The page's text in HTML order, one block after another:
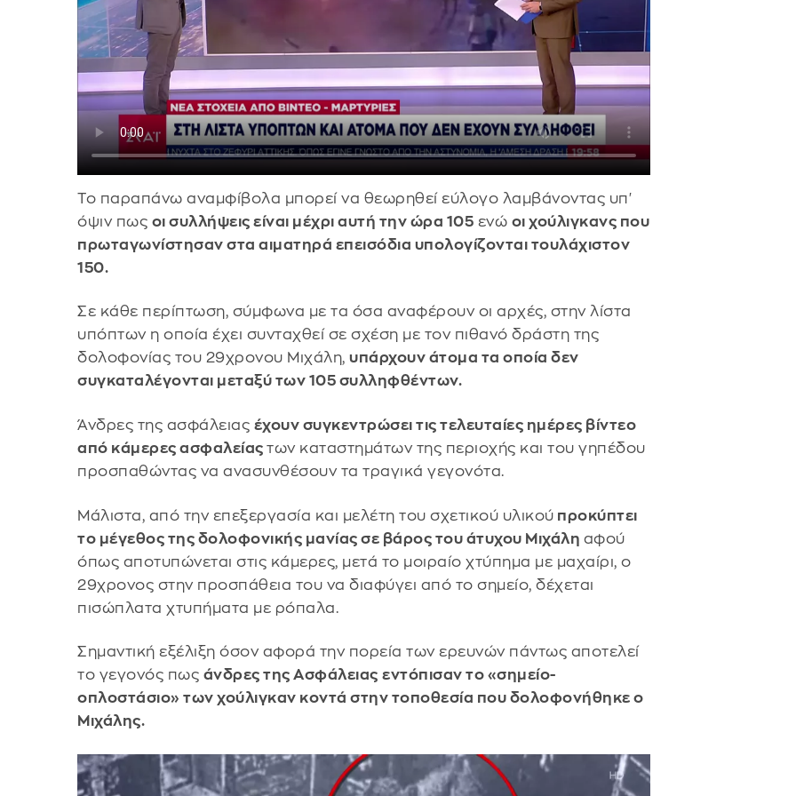
Το παραπάνω αναμφίβολα μπορεί να θεωρηθεί εύλογο λαμβάνοντας υπ'
όψιν πως οι συλλήψεις είναι μέχρι αυτή την ώρα 105 ενώ οι χούλιγκανς που
πρωταγωνίστησαν στα αιματηρά επεισόδια υπολογίζονται τουλάχιστον
150.
Σε κάθε περίπτωση, σύμφωνα με τα όσα αναφέρουν οι αρχές, στην λίστα
υπόπτων η οποία έχει συνταχθεί σε σχέση με τον πιθανό δράστη της
δολοφονίας του 29χρονου Μιχάλη,υπάρχουν άτομα τα οποία δεν
συγκαταλέγονται μεταξύ των 105 συλληφθέντων.
Άνδρες της ασφάλειας έχουν συγκεντρώσει τις τελευταίες ημέρες βίντεο
από κάμερες ασφαλείαςτων καταστημάτων της περιοχής και του γηπέδου
προσπαθώντας να ανασυνθέσουν τα τραγικά γεγονότα.
Μάλιστα, από την επεξεργασία και μελέτη του σχετικού υλικού προκύπτει
το μέγεθος της δολοφονικής μανίας σε βάρος του άτυχου Μιχάλη αφού
όπως αποτυπώνεται στις κάμερες, μετά το μοιραίο χτύπημα με μαχαίρι, ο
29χρονος στην προσπάθεια του να διαφύγει από το σημείο, δέχεται
πισώπλατα χτυπήματα με ρόπαλα.
Σημαντική εξέλιξη όσον αφορά την πορεία των ερευνών πάντως αποτελεί
το γεγονός πως άνδρες της Ασφάλειας εντόπισαν το «σημείο-
οπλοστάσιο» των χούλιγκαν κοντά στην τοποθεσία που δολοφονήθηκε ο
Μιχάλης.